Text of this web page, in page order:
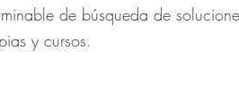
de búsqueda de
y cursos.